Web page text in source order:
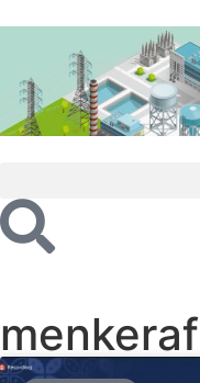
menkeraf